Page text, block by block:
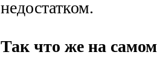
недостатком.
Так что же на